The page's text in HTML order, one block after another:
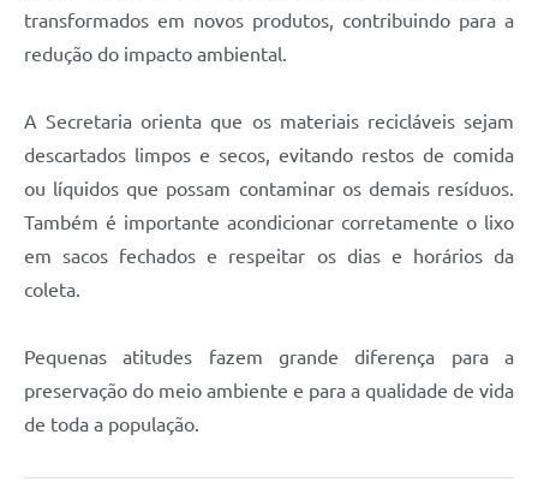
transformados em novos produtos, contribuindo para a
redução do impacto ambiental.
A Secretaria orienta que os materiais recicláveis sejam
descartados limpos e secos, evitando restos de comida
ou líquidos que possam contaminar os demais resíduos.
Também é importante acondicionar corretamente o lixo
em sacos fechados e respeitar os dias e horários da
coleta.
Pequenas atitudes fazem grande diferença para a
preservação do meio ambiente e para a qualidade de vida
de toda a população.